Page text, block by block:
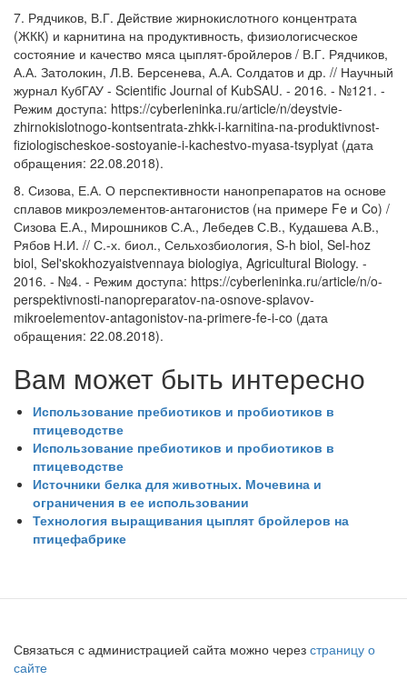
7. Рядчиков, В.Г. Действие жирнокислотного концентрата
(ЖКК) и карнитина на продуктивность, физиологисческое
состояние и качество мяса цыплят-бройлеров / В.Г. Рядчиков,
А.А. Затолокин, Л.В. Берсенева, А.А. Солдатов и др. // Научный
журнал КубГАУ - Scientific Journal of KubSAU. - 2016. - №121. -
Режим доступа: https://cyberleninka.ru/article/n/deystvie-
zhirnokislotnogo-kontsentrata-zhkk-i-karnitina-na-produktivnost-
fiziologischeskoe-sostoyanie-i-kachestvo-myasa-tsyplyat (дата
обращения: 22.08.2018).
8. Сизова, Е.А. О перспективности нанопрепаратов на основе
сплавов микроэлементов-антагонистов (на примере Fe и Co) /
Сизова Е.А., Мирошников С.А., Лебедев С.В., Кудашева А.В.,
Рябов Н.И. // С.-х. биол., Сельхозбиология, S-h biol, Sel-hoz
biol, Sel'skokhozyaistvennaya biologiya, Agricultural Biology. -
2016. - №4. - Режим доступа: https://cyberleninka.ru/article/n/o-
perspektivnosti-nanopreparatov-na-osnove-splavov-
mikroelementov-antagonistov-na-primere-fe-i-co (дата
обращения: 22.08.2018).
Вам может быть интересно
Использование пребиотиков и пробиотиков в
птицеводстве
Использование пребиотиков и пробиотиков в
птицеводстве
Источники белка для животных. Мочевина и
ограничения в ее использовании
Технология выращивания цыплят бройлеров на
птицефабрике
Связаться с администрацией сайта можно через страницу о
сайте